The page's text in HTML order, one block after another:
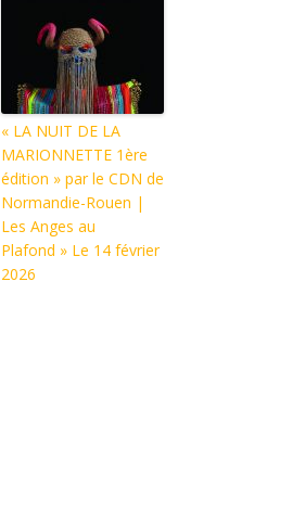
« LA NUIT DE LA
MARIONNETTE 1ère
édition » par le CDN de
Normandie-Rouen |
Les Anges au
Plafond » Le 14 février
2026